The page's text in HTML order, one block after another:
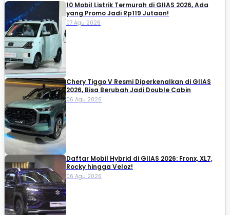
10 Mobil Listrik Termurah di GIIAS 2026, Ada
yang Promo Jadi Rp119 Jutaan!
07 Agu 2026
Chery Tiggo V Resmi Diperkenalkan di GIIAS
2026, Bisa Berubah Jadi Double Cabin
06 Agu 2026
Daftar Mobil Hybrid di GIIAS 2026: Fronx, XL7,
Rocky hingga Veloz!
06 Agu 2026